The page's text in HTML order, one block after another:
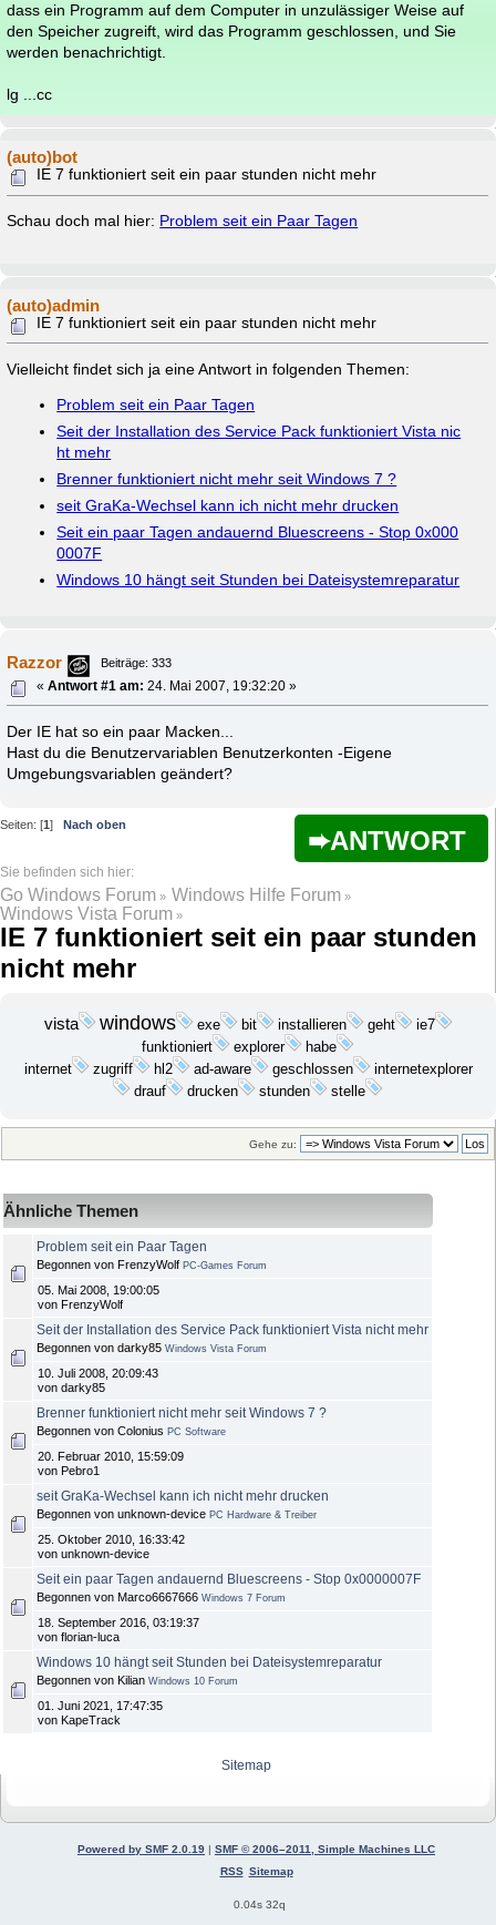
dass ein Programm auf dem Computer in unzulässiger Weise auf
den Speicher zugreift, wird das Programm geschlossen, und Sie
werden benachrichtigt.
lg ...cc
(auto)bot
IE 7 funktioniert seit ein paar stunden nicht mehr
Schau doch mal hier: Problem seit ein Paar Tagen
(auto)admin
IE 7 funktioniert seit ein paar stunden nicht mehr
Vielleicht findet sich ja eine Antwort in folgenden Themen:
Problem seit ein Paar Tagen
Seit der Installation des Service Pack funktioniert Vista nic
ht mehr
Brenner funktioniert nicht mehr seit Windows 7 ?
seit GraKa-Wechsel kann ich nicht mehr drucken
Seit ein paar Tagen andauernd Bluescreens - Stop 0x000
0007F
Windows 10 hängt seit Stunden bei Dateisystemreparatur
Razzor
Beiträge: 333
«Antwort #1 am: 24. Mai 2007, 19:32:20 »
Der IE hat so ein paar Macken...
Hast du die Benutzervariablen Benutzerkonten -Eigene
Umgebungsvariablen geändert?
ANTWORT
Seiten: [1 ] Nach oben
Go Windows Forum » Windows Hilfe Forum »
Windows Vista Forum »
IE 7 funktioniert seit ein paar stunden
nicht mehr
vista windows exe bit installieren geht ie7
funktioniert explorer habe
internet zugriff hl2 ad-aware geschlossen
internetexplorer
drauf
drucken stunden stelle
Gehe zu:
Ähnliche Themen
Problem seit ein Paar Tagen
Begonnen von FrenzyWolf PC-Games Forum
05. Mai 2008, 19:00:05
von FrenzyWolf
Seit der Installation des Service Pack funktioniert Vista nicht mehr
Begonnen von darky85 Windows Vista Forum
10. Juli 2008, 20:09:43
von darky85
Brenner funktioniert nicht mehr seit Windows 7 ?
Begonnen von Colonius PC Software
20. Februar 2010, 15:59:09
von Pebro1
seit GraKa-Wechsel kann ich nicht mehr drucken
Begonnen von unknown-device PC Hardware & Treiber
25. Oktober 2010, 16:33:42
von unknown-device
Seit ein paar Tagen andauernd Bluescreens - Stop 0x0000007F
Begonnen von Marco6667666 Windows 7 Forum
18. September 2016, 03:19:37
von florian-luca
Windows 10 hängt seit Stunden bei Dateisystemreparatur
Begonnen von Kilian Windows 10 Forum
01. Juni 2021, 17:47:35
von KapeTrack
Sitemap
Powered by SMF 2.0.19
SMF © 2006–2011, Simple Machines LLC
RSS Sitemap
0.04s 32q